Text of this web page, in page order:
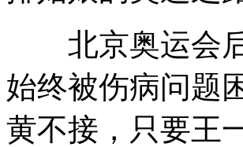
北京奥运会后
始终被伤病问题
黄不接，只要王